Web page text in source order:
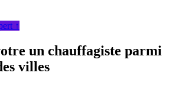
↑
un chauffagiste parmi
villes